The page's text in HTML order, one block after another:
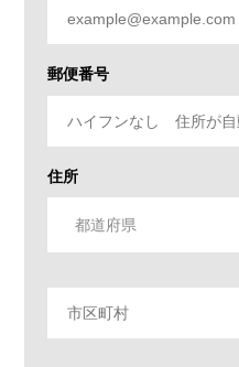
郵便番号
住所